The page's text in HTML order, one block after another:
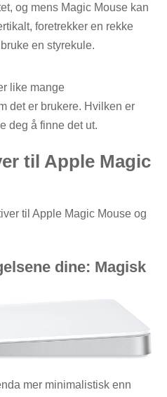
og mens Magic Mouse kan
foretrekker en rekke
en styrekule.
like mange
det er brukere. Hvilken er
deg å finne det ut.
til Apple Magic
til Apple Magic Mouse og
dine: Magisk
mer minimalistisk enn